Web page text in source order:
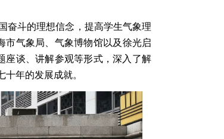
奋斗的理想信念，提高学生气象理
市气象局、气象博物馆以及徐光启
座谈、讲解参观等形式，深入了解
年的发展成就。